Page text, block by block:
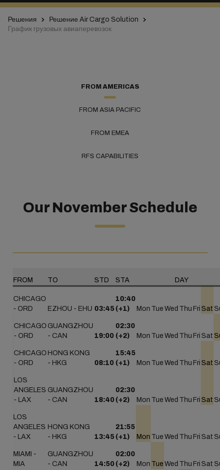
Решения
Решение Air Cargo Solution
График грузовых авиаперевозок
FROM AMERICAS
FROM ASIA PACIFIC
FROM EMEA
RFS CAPABILITIES
Our November Schedule
FROM TO STD STA DAY
CHICAGO
- ORD
EZHOU - EHU 03:45
10:40
(+1)
Mon Tue Wed Thu Fri Sat
CHICAGO
- ORD
GUANGZHOU
- CAN
19:00
02:30
(+2)
Mon Tue Wed Thu Fri Sat
CHICAGO
- ORD
HONG KONG
- HKG
08:10
15:45
(+1)
Mon Tue Wed Thu Fri Sat
LOS
ANGELES
- LAX
GUANGZHOU
- CAN
18:40
02:30
(+2)
Mon Tue Wed Thu Fri Sat
LOS
ANGELES
- LAX
HONG KONG
- HKG
13:45
21:55
(+1)
Mon Tue Wed Thu Fri Sat
MIAMI -
MIA
GUANGZHOU
- CAN
14:50
02:00
(+2)
Mon Tue Wed Thu Fri Sat